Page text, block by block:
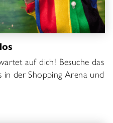
auf dich! Besuche das
in der Shopping Arena und